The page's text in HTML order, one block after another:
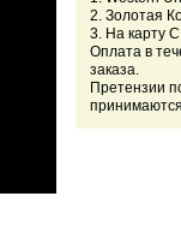
2. Золотая
3. На карту
Оплата в
заказа.
Претензии
принимаются